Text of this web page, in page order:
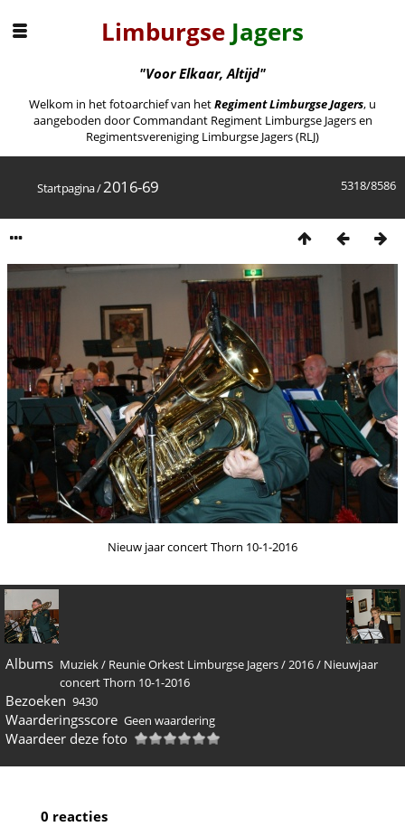
Limburgse Jagers
"Voor Elkaar, Altijd"
Welkom in het fotoarchief van hetRegiment Limburgse Jagers, u
aangeboden door Commandant Regiment Limburgse Jagers en
Regimentsvereniging Limburgse Jagers (RLJ)
5318/8586
Startpagina/2016-69
Nieuw jaar concert Thorn 10-1-2016
Albums Muziek/ Reunie Orkest Limburgse Jagers/2016/ Nieuwjaar
concert Thorn 10-1-2016
Bezoeken 9430
Waarderingsscore Geen waardering
Waardeer deze foto
0 reacties